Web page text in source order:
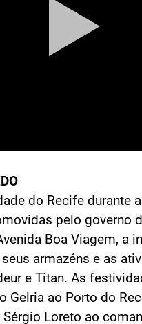
do Recife durante
pelo governo
Boa Viagem, a
armazéns e as
e Titan. As
Gelria ao Porto do
Sérgio Loreto ao